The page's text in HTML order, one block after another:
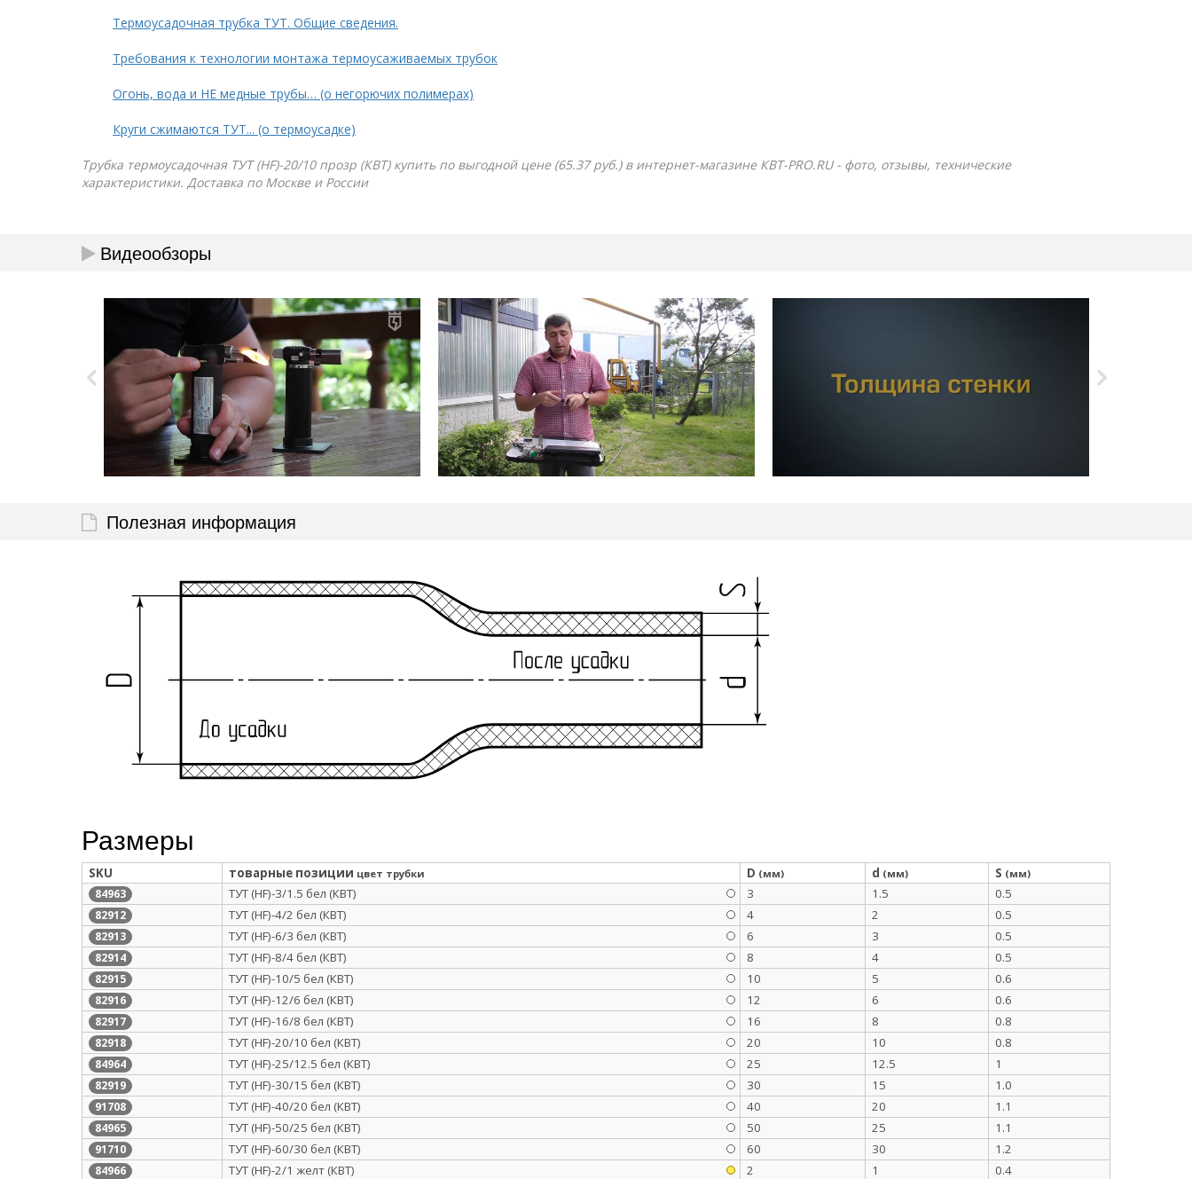
Термоусадочная трубка ТУТ. Общие сведения.
Требования к технологии монтажа термоусаживаемых трубок
Огонь, вода и НЕ медные трубы… (о негорючих полимерах)
Круги сжимаются ТУТ... (о термоусадке)
Трубка термоусадочная ТУТ (HF)-20/10 прозр (КВТ) купить по выгодной цене (65.37 руб.) в интернет-магазине КВТ-PRO.RU - фото, отзывы, технические
характеристики. Доставка по Москве и России
Видеообзоры
Полезная информация
Размеры
SKU товарные позиции цвет трубки D (мм) d (мм) S (мм)
84963 ТУТ (HF)-3/1.5 бел (КВТ) 3 1.5 0.5
82912 ТУТ (HF)-4/2 бел (КВТ) 4 2 0.5
82913 ТУТ (HF)-6/3 бел (КВТ) 6 3 0.5
82914 ТУТ (HF)-8/4 бел (КВТ) 8 4 0.5
82915 ТУТ (HF)-10/5 бел (КВТ) 10 5 0.6
82916 ТУТ (HF)-12/6 бел (КВТ) 12 6 0.6
82917 ТУТ (HF)-16/8 бел (КВТ) 16 8 0.8
82918 ТУТ (HF)-20/10 бел (КВТ) 20 10 0.8
84964 ТУТ (HF)-25/12.5 бел (КВТ) 25 12.5 1
82919 ТУТ (HF)-30/15 бел (КВТ) 30 15 1.0
91708 ТУТ (HF)-40/20 бел (КВТ) 40 20 1.1
84965 ТУТ (HF)-50/25 бел (КВТ) 50 25 1.1
91710 ТУТ (HF)-60/30 бел (КВТ) 60 30 1.2
84966 ТУТ (HF)-2/1 желт (КВТ) 2 1 0.4